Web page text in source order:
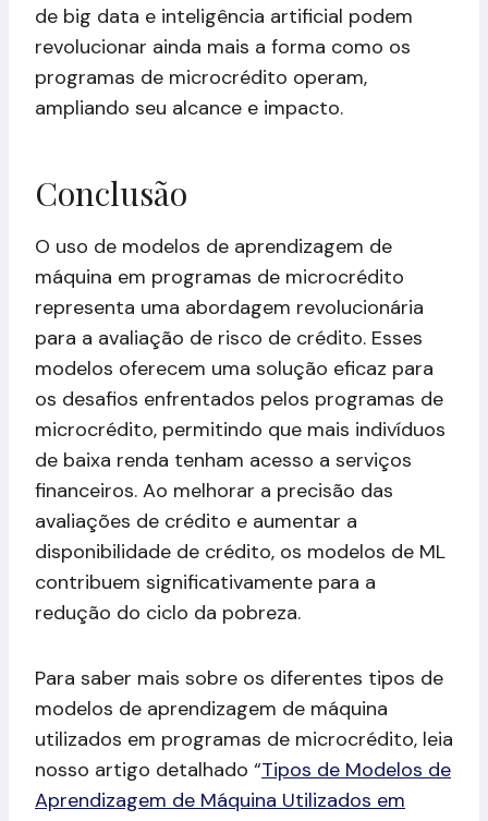
de big data e inteligência artificial podem
revolucionar ainda mais a forma como os
programas de microcrédito operam,
ampliando seu alcance e impacto.
Conclusão
O uso de modelos de aprendizagem de
máquina em programas de microcrédito
representa uma abordagem revolucionária
para a avaliação de risco de crédito. Esses
modelos oferecem uma solução eficaz para
os desafios enfrentados pelos programas de
microcrédito, permitindo que mais indivíduos
de baixa renda tenham acesso a serviços
financeiros. Ao melhorar a precisão das
avaliações de crédito e aumentar a
disponibilidade de crédito, os modelos de ML
contribuem significativamente para a
redução do ciclo da pobreza.
Para saber mais sobre os diferentes tipos de
modelos de aprendizagem de máquina
utilizados em programas de microcrédito, leia
nosso artigo detalhado “Tipos de Modelos de
Aprendizagem de Máquina Utilizados em